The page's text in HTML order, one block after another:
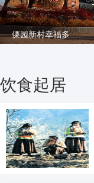
傈园新村幸福多
饮食起居